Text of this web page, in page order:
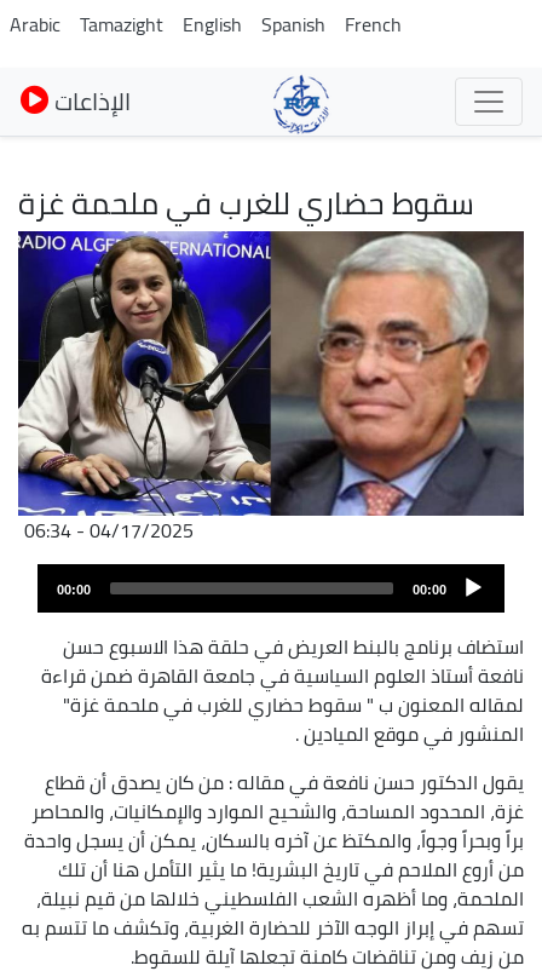
Skip
to
main
content
Arabic Tamazight English Spanish French
الإذاعات
سقوط حضاري للغرب في ملحمة غزة
Image
04/17/2025 - 06:34
Audio
00:00
00:00
استضاف برنامج بالبنط العريض في حلقة هذا الاسبوع حسن
نافعة أستاذ العلوم السياسية في جامعة القاهرة ضمن قراءة
لمقاله المعنون ب " سقوط حضاري للغرب في ملحمة غزة"
المنشور في موقع الميادين .
يقول الدكتور حسن نافعة في مقاله : من كان يصدق أن قطاع
غزة، المحدود المساحة، والشحيح الموارد والإمكانيات، والمحاصر
براً وبحراً وجواً، والمكتظ عن آخره بالسكان، يمكن أن يسجل واحدة
من أروع الملاحم في تاريخ البشرية! ما يثير التأمل هنا أن تلك
الملحمة، وما أظهره الشعب الفلسطيني خلالها من قيم نبيلة،
تسهم في إبراز الوجه الآخر للحضارة الغربية، وتكشف ما تتسم به
من زيف ومن تناقضات كامنة تجعلها آيلة للسقوط.